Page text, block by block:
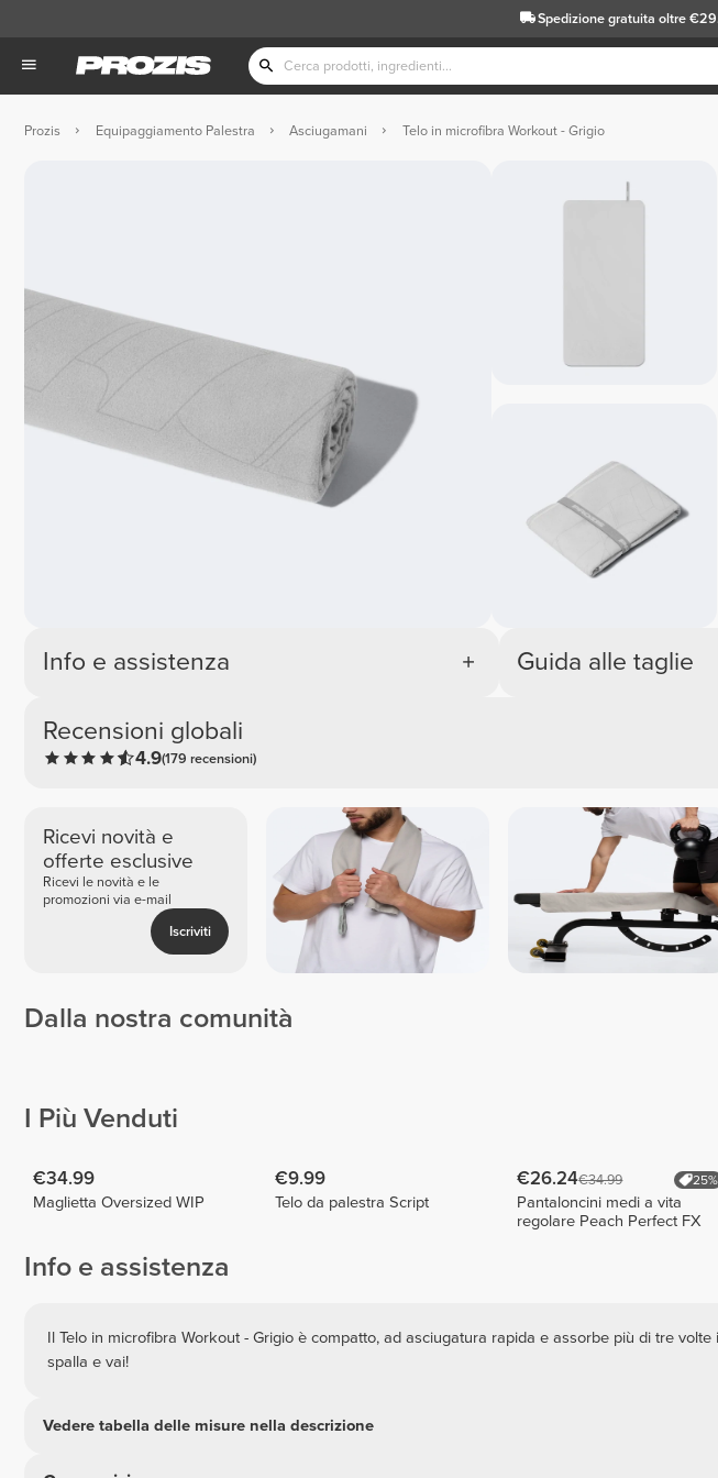
Spedizione gratuita oltre
Prozis Equipaggiamento Palestra Asciugamani Telo in microfibra Workout - Grigio
Info e assistenza
Recensioni globali
4.9(179 recensioni)
Guida alle taglie
Ricevi novità e
offerte esclusive
Ricevi le novità e le
promozioni via e-mail
Iscriviti
Dalla nostra comunità
I Più Venduti
€34.99
Maglietta Oversized WIP
€9.99
Telo da palestra Script
€26.24€34.99 25%
Pantaloncini medi a vita
regolare Peach Perfect FX
Info e assistenza
Il Telo in microfibra Workout - Grigio è compatto, ad asciugatura rapida e assorbe più di tre
spalla e vai!
Vedere tabella delle misure nella descrizione